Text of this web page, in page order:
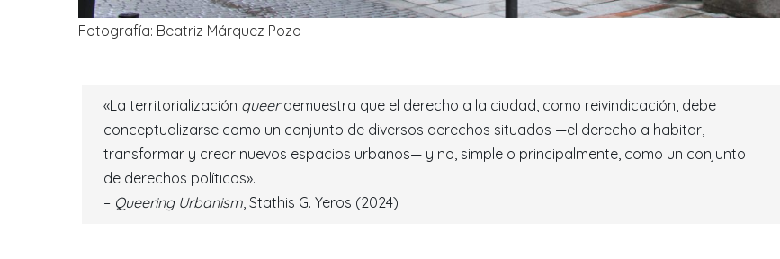
Fotografía: Beatriz Márquez Pozo
«La territorialización queerdemuestra que el derecho a la ciudad, como reivindicación, debe
conceptualizarse como un conjunto de diversos derechos situados —el derecho a habitar,
transformar y crear nuevos espacios urbanos— y no, simple o principalmente, como un conjunto
de derechos políticos».
– Queering Urbanism, Stathis G. Yeros (2024)